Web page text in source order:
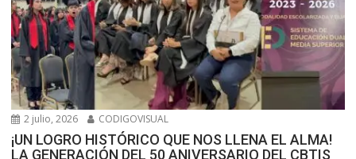
2 julio, 2026 CODIGOVISUAL
¡UN LOGRO HISTÓRICO QUE NOS LLENA EL ALMA!
LA GENERACIÓN DEL 50 ANIVERSARIO DEL CBTIS